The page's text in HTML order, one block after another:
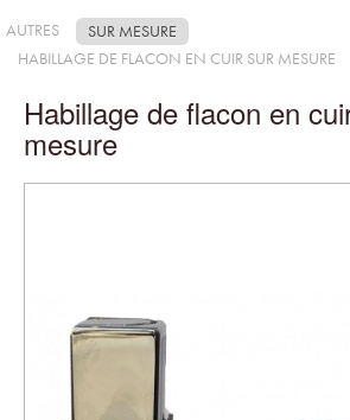
AUTRES
SUR MESURE
HABILLAGE DE FLACON EN CUIR SUR MESURE
Habillage de flacon en
mesure